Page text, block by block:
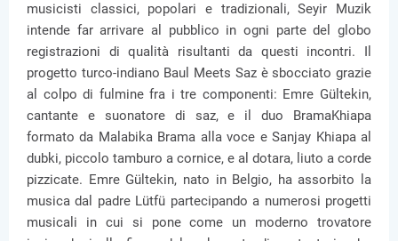
musicisti classici, popolari e tradizionali, Seyir Muzik
intende far arrivare al pubblico in ogni parte del globo
registrazioni di qualità risultanti da questi incontri. Il
progetto turco-indiano Baul Meets Saz è sbocciato grazie
al colpo di fulmine fra i tre componenti: Emre Gültekin,
cantante e suonatore di saz, e il duo BramaKhiapa
formato da Malabika Brama alla voce e Sanjay Khiapa al
dubki, piccolo tamburo a cornice, e al dotara, liuto a corde
pizzicate. Emre Gültekin, nato in Belgio, ha assorbito la
musica dal padre Lütfü partecipando a numerosi progetti
musicali in cui si pone come un moderno trovatore